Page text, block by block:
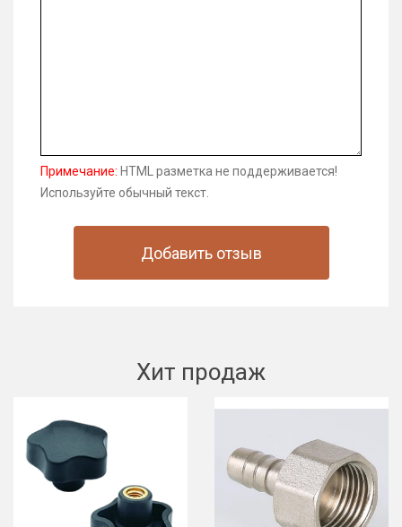
Примечание: HTML разметка не поддерживается!
Используйте обычный текст.
Добавить отзыв
Хит продаж